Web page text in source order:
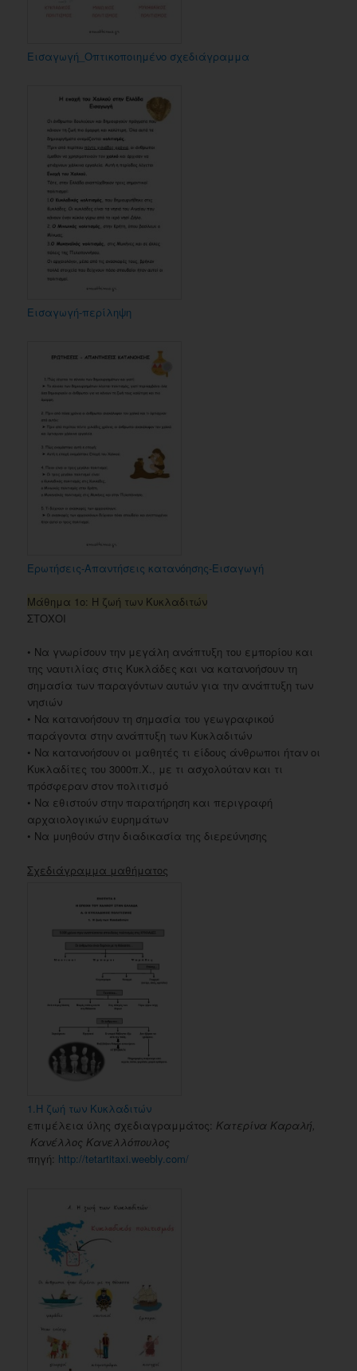
Εισαγωγή_Οπτικοποιημένο σχεδιάγραμμα
Εισαγωγή-περίληψη
Ερωτήσεις-Απαντήσεις κατανόησης-Εισαγωγή
Μάθημα 1ο: Η ζωή των Κυκλαδιτών
ΣΤΟΧΟΙ
• Να γνωρίσουν την μεγάλη ανάπτυξη του εμπορίου και
της ναυτιλίας στις Κυκλάδες και να κατανοήσουν τη
σημασία των παραγόντων αυτών για την ανάπτυξη των
νησιών
• Να κατανοήσουν τη σημασία του γεωγραφικού
παράγοντα στην ανάπτυξη των Κυκλαδιτών
• Να κατανοήσουν οι μαθητές τι είδους άνθρωποι ήταν οι
Κυκλαδίτες του 3000π.Χ., με τι ασχολούταν και τι
πρόσφεραν στον πολιτισμό
• Να εθιστούν στην παρατήρηση και περιγραφή
αρχαιολογικών ευρημάτων
• Να μυηθούν στην διαδικασία της διερεύνησης
Σχεδιάγραμμα μαθήματος
1.Η ζωή των Κυκλαδιτών
επιμέλεια ύλης σχεδιαγραμμάτος: Κατερίνα Καραλή,
Κανέλλος Κανελλόπουλος
πηγή: http://tetartitaxi.weebly.com/